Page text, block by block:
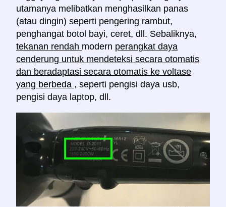
utamanya melibatkan menghasilkan panas
(atau dingin) seperti pengering rambut,
penghangat botol bayi, ceret, dll. Sebaliknya,
tekanan rendah modern perangkat daya
cenderung untuk mendeteksi secara otomatis
dan beradaptasi secara otomatis ke voltase
yang berbeda , seperti pengisi daya usb,
pengisi daya laptop, dll.